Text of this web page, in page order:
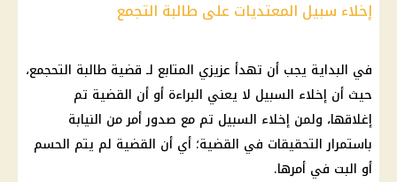
إخلاء سبيل المعتديات على طالبة التجمع
في البداية يجب أن تهدأ عزيزي المتابع لـ قضية طالبة التحجمع،
حيث أن إخلاء السبيل لا يعني البراءة أو أن القضية تم
إغلاقها، ولمن إخلاء السبيل تم مع صدور أمر من النيابة
باستمرار التحقيقات في القضية؛ أي أن القضية لم يتم الحسم
أو البت في أمرها.